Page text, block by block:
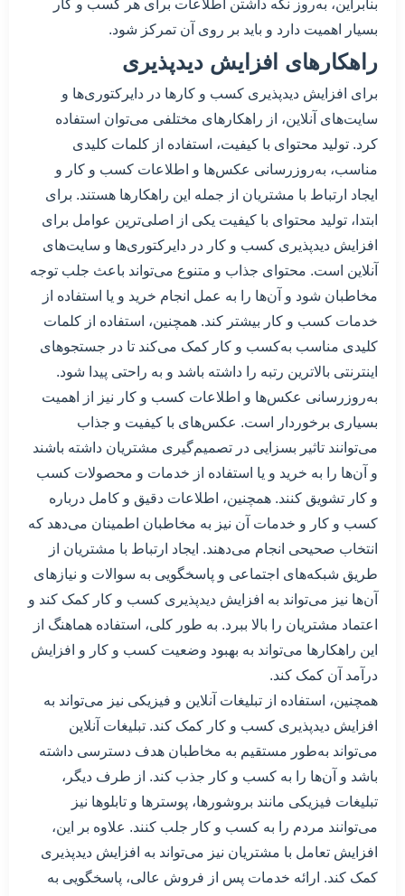
بنابراین، به‌روز نگه داشتن اطلاعات برای هر کسب و کار
بسیار اهمیت دارد و باید بر روی آن تمرکز شود.
راهکارهای افزایش دید‌پذیری
برای افزایش دید‌پذیری کسب و کارها در دایرکتوری‌ها و
سایت‌های آنلاین، از راهکارهای مختلفی می‌توان استفاده
کرد. تولید محتوای با کیفیت، استفاده از کلمات کلیدی
مناسب، به‌روزرسانی عکس‌ها و اطلاعات کسب و کار و
ایجاد ارتباط با مشتریان از جمله این راهکارها هستند. برای
ابتدا، تولید محتوای با کیفیت یکی از اصلی‌ترین عوامل برای
افزایش دید‌پذیری کسب و کار در دایرکتوری‌ها و سایت‌های
آنلاین است. محتوای جذاب و متنوع می‌تواند باعث جلب توجه
مخاطبان شود و آن‌ها را به عمل انجام خرید و یا استفاده از
خدمات کسب و کار بیشتر کند. همچنین، استفاده از کلمات
کلیدی مناسب به‌کسب و کار کمک می‌کند تا در جستجوهای
اینترنتی بالاترین رتبه را داشته باشد و به راحتی پیدا شود.
به‌روزرسانی عکس‌ها و اطلاعات کسب و کار نیز از اهمیت
بسیاری برخوردار است. عکس‌های با کیفیت و جذاب
می‌توانند تاثیر بسزایی در تصمیم‌گیری مشتریان داشته باشند
و آن‌ها را به خرید و یا استفاده از خدمات و محصولات کسب
و کار تشویق کنند. همچنین، اطلاعات دقیق و کامل درباره
کسب و کار و خدمات آن نیز به مخاطبان اطمینان می‌دهد که
انتخاب صحیحی انجام می‌دهند. ایجاد ارتباط با مشتریان از
طریق شبکه‌های اجتماعی و پاسخگویی به سوالات و نیازهای
آن‌ها نیز می‌تواند به افزایش دید‌پذیری کسب و کار کمک کند و
اعتماد مشتریان را بالا ببرد. به طور کلی، استفاده هماهنگ از
این راهکارها می‌تواند به بهبود وضعیت کسب و کار و افزایش
درآمد آن کمک کند.
همچنین، استفاده از تبلیغات آنلاین و فیزیکی نیز می‌تواند به
افزایش دید‌پذیری کسب و کار کمک کند. تبلیغات آنلاین
می‌تواند به‌طور مستقیم به مخاطبان هدف دسترسی داشته
باشد و آن‌ها را به کسب و کار جذب کند. از طرف دیگر،
تبلیغات فیزیکی مانند بروشورها، پوسترها و تابلوها نیز
می‌توانند مردم را به کسب و کار جلب کنند. علاوه بر این،
افزایش تعامل با مشتریان نیز می‌تواند به افزایش دید‌پذیری
کمک کند. ارائه خدمات پس از فروش عالی، پاسخگویی به